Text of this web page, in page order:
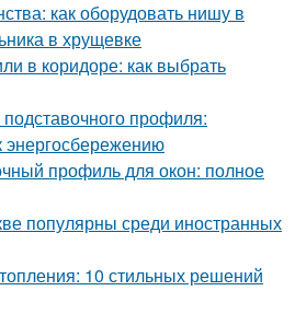
как оборудовать нишу в
в хрущевке
в коридоре: как выбрать
подставочного профиля:
профиль для окон: полное
популярны среди иностранных
10 стильных решений